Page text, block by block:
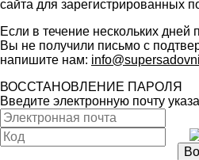
сайта для зарегистрированных
Если в течение нескольких
Вы не получили письмо с
напишите нам:
ВОССТАНОВЛЕНИЕ ПАРОЛЯ
Введите электронную почту